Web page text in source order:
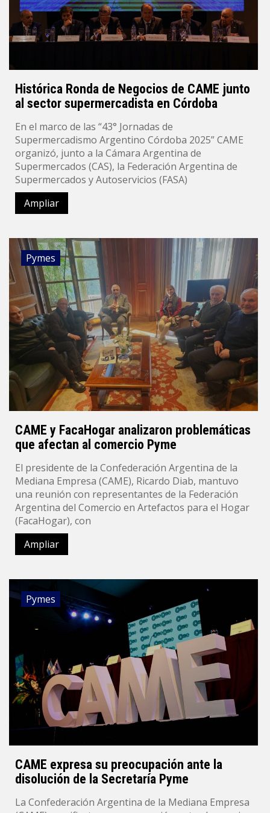
Histórica Ronda de Negocios de CAME junto
al sector supermercadista en Córdoba
En el marco de las “43° Jornadas de
Supermercadismo Argentino Córdoba 2025” CAME
organizó, junto a la Cámara Argentina de
Supermercados (CAS), la Federación Argentina de
Supermercados y Autoservicios (FASA)
Ampliar
Pymes
CAME y FacaHogar analizaron problemáticas
que afectan al comercio Pyme
El presidente de la Confederación Argentina de la
Mediana Empresa (CAME), Ricardo Diab, mantuvo
una reunión con representantes de la Federación
Argentina del Comercio en Artefactos para el Hogar
(FacaHogar), con
Ampliar
Pymes
CAME expresa su preocupación ante la
disolución de la Secretaría Pyme
La Confederación Argentina de la Mediana Empresa